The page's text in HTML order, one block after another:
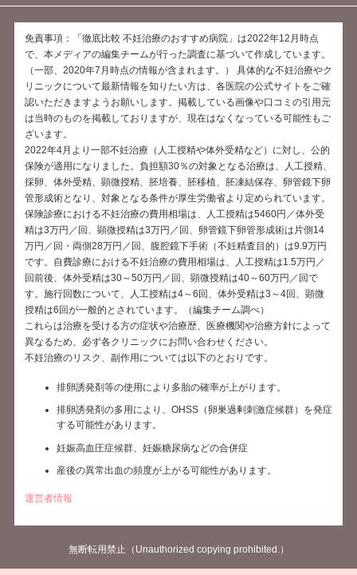
免責事項：「徹底比較 不妊治療のおすすめ病院」は2022年12月時点
で、本メディアの編集チームが行った調査に基づいて作成しています。
（一部、2020年7月時点の情報が含まれます。） 具体的な不妊治療やク
リニックについて最新情報を知りたい方は、各医院の公式サイトをご確
認いただきますようお願いします。掲載している画像や口コミの引用元
は当時のものを掲載しておりますが、現在はなくなっている可能性もご
ざいます。
2022年4月より一部不妊治療（人工授精や体外受精など）に対し、公的
保険が適用になりました。負担額30％の対象となる治療は、人工授精、
採卵、体外受精、顕微授精、胚培養、胚移植、胚凍結保存、卵管鏡下卵
管形成術となり、対象となる条件が厚生労働省より定められています。
保険診療における不妊治療の費用相場は、人工授精は5460円／体外受
精は3万円／回、顕微授精は3万円／回、卵管鏡下卵管形成術は片側14
万円／回・両側28万円／回、腹腔鏡下手術（不妊精査目的）は9.9万円
です。自費診療における不妊治療の費用相場は、人工授精は1.5万円／
回前後、体外受精は30～50万円／回、顕微授精は40～60万円／回で
す。施行回数について、人工授精は4～6回、体外受精は3～4回、顕微
授精は6回が一般的とされています。（編集チーム調べ）
これらは治療を受ける方の症状や治療歴、医療機関や治療方針によって
異なるため、必ず各クリニックにお問い合わせください。
不妊治療のリスク、副作用については以下のとおりです。
排卵誘発剤等の使用により多胎の確率が上がります。
排卵誘発剤の多用により、OHSS（卵巣過剰刺激症候群）を発症
する可能性があります。
妊娠高血圧症候群、妊娠糖尿病などの合併症
産後の異常出血の頻度が上がる可能性があります。
運営者情報
無断転用禁止（Unauthorized copying prohibited.）